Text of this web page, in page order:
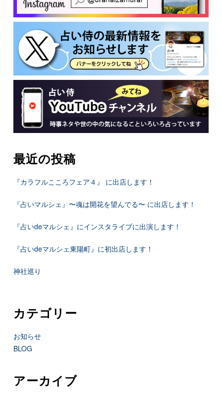
最近の投稿
『カラフルこころフェア４』 に出店します！
『占いマルシェ』〜魂は開花を望んでる〜 に出店します！
『占いdeマルシェ』にインスタライブに出演します！
『占いdeマルシェ東陽町』に初出店します！
神社巡り
カテゴリー
お知らせ
BLOG
アーカイブ